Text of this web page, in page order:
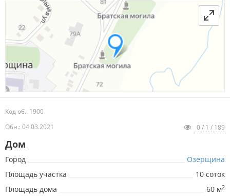
Код об.: 1900
Обн.: 04.03.2021
0 / 1 / 189
Дом
Город
Озерщина
Площадь участка
10 соток
Площадь дома
60 м2